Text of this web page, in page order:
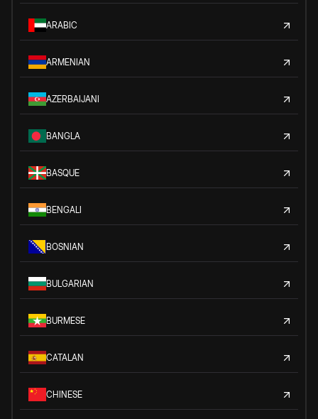
ARABIC
ARMENIAN
AZERBAIJANI
BANGLA
BASQUE
BENGALI
BOSNIAN
BULGARIAN
BURMESE
CATALAN
CHINESE